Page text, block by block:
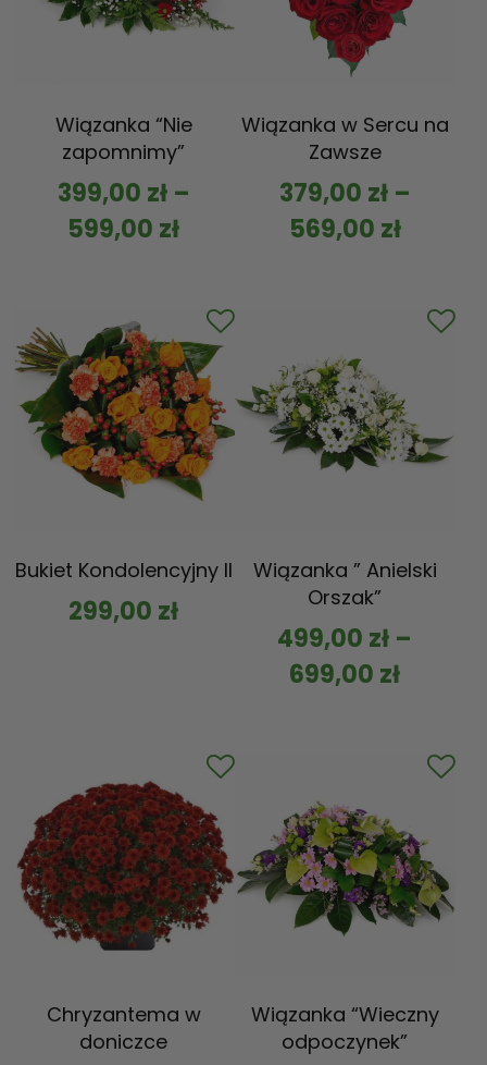
Wiązanka “Nie
zapomnimy”
399,00 zł–
599,00 zł
Wiązanka w Sercu na
Zawsze
379,00 zł–
569,00 zł
Bukiet Kondolencyjny II
299,00 zł
Wiązanka ” Anielski
Orszak”
499,00 zł –
699,00 zł
Chryzantema w
doniczce
Wiązanka “Wieczny
odpoczynek”